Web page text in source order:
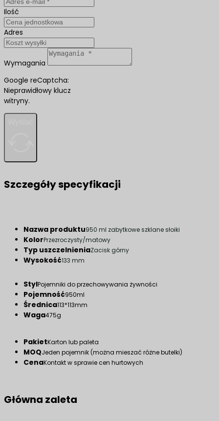
Ilość
Adres
Wymagania
Google reCaptcha:
Nieprawidłowy klucz
witryny.
Szczegóły specyfikacji
Nazwa produktu950 ml zabytkowe szklane słoiki
KolorPrzezroczysty/matowy
Typ uszczelnieniaZacisk górny
Wysokość133 mm
StylPojemniki do przechowywania żywności
Pojemność950ml
Średnica113*113mm
Waga475g
PakietKarton lub paleta
MOQJeden pojemnik (można mieszać różne butelki)
CenaKontakt w sprawie cen hurtowych
Główna zaleta